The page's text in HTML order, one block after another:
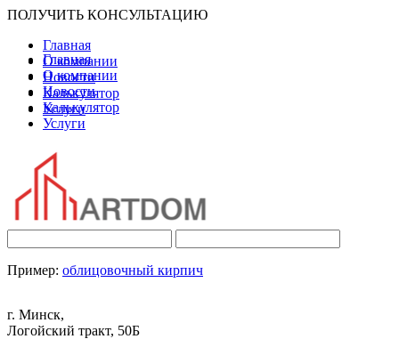
ПОЛУЧИТЬ КОНСУЛЬТАЦИЮ
Главная
О компании
Новости
Калькулятор
Услуги
Главная
О компании
Новости
Калькулятор
Услуги
Пример: облицовочный кирпич
г. Минск,
Логойский тракт, 50Б